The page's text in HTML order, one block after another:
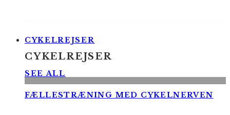
CYKELREJSER
CYKELREJSER
SEE ALL
FÆLLESTRÆNING MED CYKELNERVEN